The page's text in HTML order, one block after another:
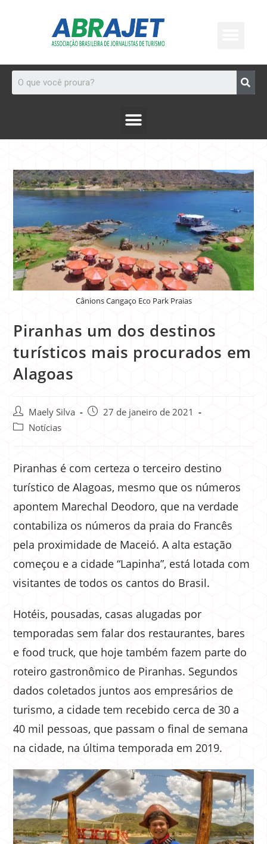
Cânions Cangaço Eco Park Praias
Piranhas um dos destinos
turísticos mais procurados em
Alagoas
Maely Silva
27 de janeiro de 2021
Notícias
Piranhas é com certeza o terceiro destino
turístico de Alagoas, mesmo que os números
apontem Marechal Deodoro, que na verdade
contabiliza os números da praia do Francês
pela proximidade de Maceió. A alta estação
começou e a cidade “Lapinha”, está lotada com
visitantes de todos os cantos do Brasil.
Hotéis, pousadas, casas alugadas por
temporadas sem falar dos restaurantes, bares
e food truck, que hoje também fazem parte do
roteiro gastronômico de Piranhas. Segundos
dados coletados juntos aos empresários de
turismo, a cidade tem recebido cerca de 30 a
40 mil pessoas, que passam o final de semana
na cidade, na última temporada em 2019.